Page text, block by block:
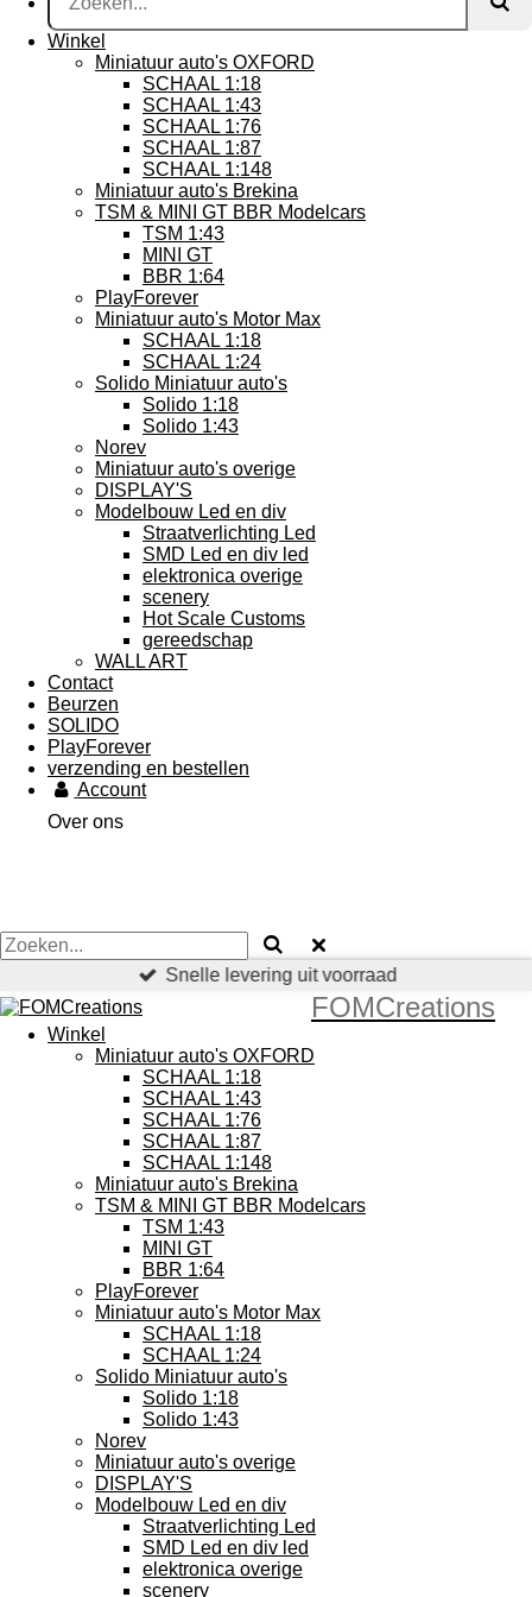
Winkel
Miniatuur auto's OXFORD
SCHAAL 1:18
SCHAAL 1:43
SCHAAL 1:76
SCHAAL 1:87
SCHAAL 1:148
Miniatuur auto's Brekina
TSM & MINI GT BBR Modelcars
TSM 1:43
MINI GT
BBR 1:64
PlayForever
Miniatuur auto's Motor Max
SCHAAL 1:18
SCHAAL 1:24
Solido Miniatuur auto's
Solido 1:18
Solido 1:43
Norev
Miniatuur auto's overige
DISPLAY'S
Modelbouw Led en div
Straatverlichting Led
SMD Led en div led
elektronica overige
scenery
Hot Scale Customs
gereedschap
WALL ART
Contact
Beurzen
SOLIDO
PlayForever
verzending en bestellen
Account
Over ons
Snelle levering uit voorraad
FOMCreations
Winkel
Miniatuur auto's OXFORD
SCHAAL 1:18
SCHAAL 1:43
SCHAAL 1:76
SCHAAL 1:87
SCHAAL 1:148
Miniatuur auto's Brekina
TSM & MINI GT BBR Modelcars
TSM 1:43
MINI GT
BBR 1:64
PlayForever
Miniatuur auto's Motor Max
SCHAAL 1:18
SCHAAL 1:24
Solido Miniatuur auto's
Solido 1:18
Solido 1:43
Norev
Miniatuur auto's overige
DISPLAY'S
Modelbouw Led en div
Straatverlichting Led
SMD Led en div led
elektronica overige
scenery